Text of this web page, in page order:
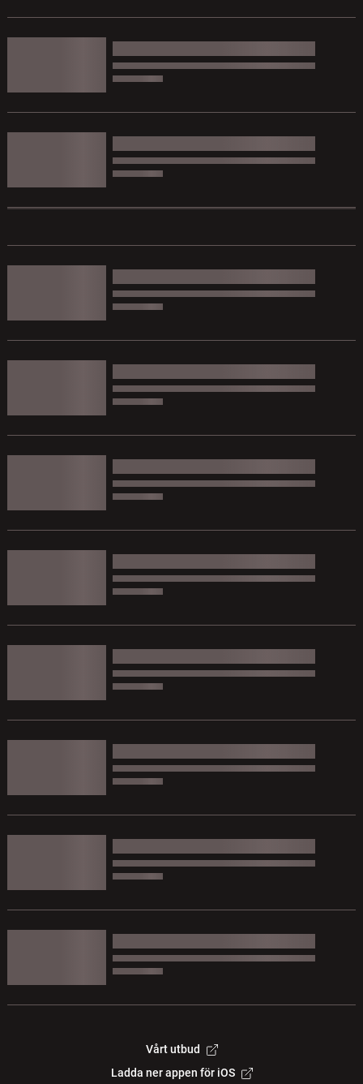
Vårt utbud
Ladda ner appen för iOS